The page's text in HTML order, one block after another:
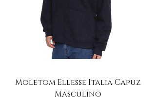
Moletom Ellesse Italia Capuz
Masculino